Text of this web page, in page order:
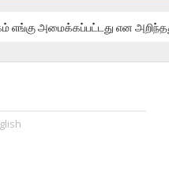
அமைக்கப்பட்டது என அறிந்ததுண்டா?